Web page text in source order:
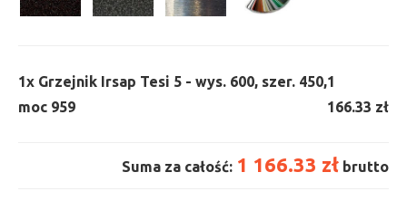
1x Grzejnik Irsap Tesi 5 - wys. 600, szer. 450,
moc 959
1
166.33 zł
Suma za całość: 1 166.33 zł brutto